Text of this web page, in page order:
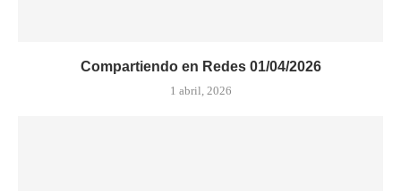
Compartiendo en Redes 01/04/2026
1 abril, 2026